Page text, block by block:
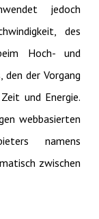
jedoch
des
Hoch- und
den der Vorgang
und Energie.
webbasierten
namens
zwischen